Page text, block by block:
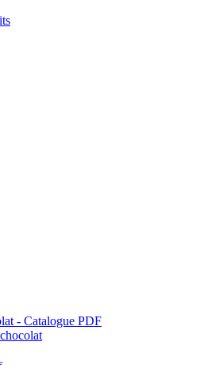
- Catalogue PDF